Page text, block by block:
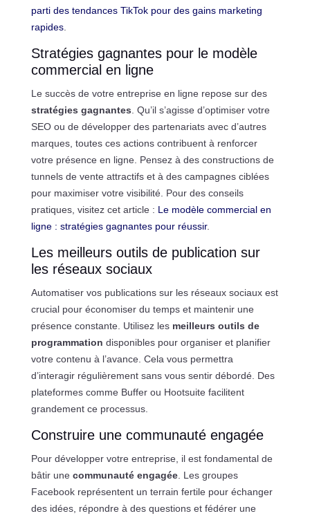
parti des tendances TikTok pour des gains marketing
rapides.
Stratégies gagnantes pour le modèle
commercial en ligne
Le succès de votre entreprise en ligne repose sur des
stratégies gagnantes . Qu’il s’agisse d’optimiser votre
SEO ou de développer des partenariats avec d’autres
marques, toutes ces actions contribuent à renforcer
votre présence en ligne. Pensez à des constructions de
tunnels de vente attractifs et à des campagnes ciblées
pour maximiser votre visibilité. Pour des conseils
pratiques, visitez cet article : Le modèle commercial en
ligne : stratégies gagnantes pour réussir.
Les meilleurs outils de publication sur
les réseaux sociaux
Automatiser vos publications sur les réseaux sociaux est
crucial pour économiser du temps et maintenir une
présence constante. Utilisez les meilleurs outils de
programmation disponibles pour organiser et planifier
votre contenu à l’avance. Cela vous permettra
d’interagir régulièrement sans vous sentir débordé. Des
plateformes comme Buffer ou Hootsuite facilitent
grandement ce processus.
Construire une communauté engagée
Pour développer votre entreprise, il est fondamental de
bâtir une communauté engagée. Les groupes
Facebook représentent un terrain fertile pour échanger
des idées, répondre à des questions et fédérer une